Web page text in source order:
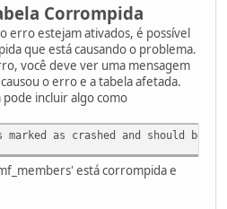
Corrompida
erro estejam ativados, é possível
que está causando o problema.
você deve ver uma mensagem
o erro e a tabela afetada.
incluir algo como
marked as crashed and should be
está corrompida e